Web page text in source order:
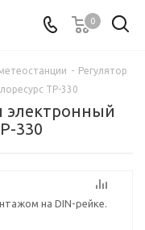
0
- Регулятор
ТР-330
электронный
330
на DIN-рейке.